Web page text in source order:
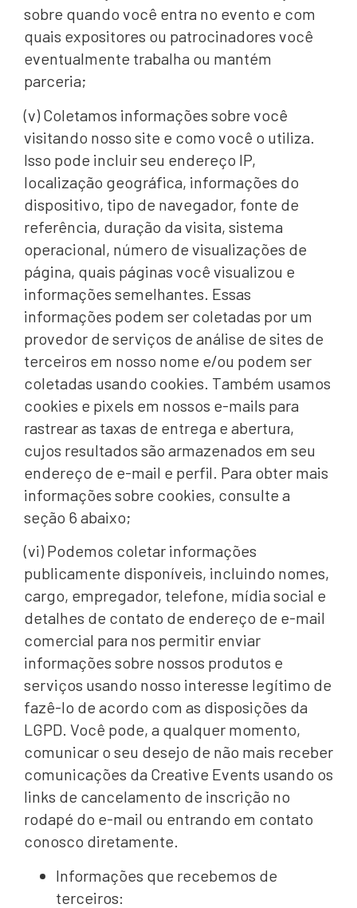
sobre quando você entra no evento e com
quais expositores ou patrocinadores você
eventualmente trabalha ou mantém
parceria;
(v) Coletamos informações sobre você
visitando nosso site e como você o utiliza.
Isso pode incluir seu endereço IP,
localização geográfica, informações do
dispositivo, tipo de navegador, fonte de
referência, duração da visita, sistema
operacional, número de visualizações de
página, quais páginas você visualizou e
informações semelhantes. Essas
informações podem ser coletadas por um
provedor de serviços de análise de sites de
terceiros em nosso nome e/ou podem ser
coletadas usando cookies. Também usamos
cookies e pixels em nossos e-mails para
rastrear as taxas de entrega e abertura,
cujos resultados são armazenados em seu
endereço de e-mail e perfil. Para obter mais
informações sobre cookies, consulte a
seção 6 abaixo;
(vi) Podemos coletar informações
publicamente disponíveis, incluindo nomes,
cargo, empregador, telefone, mídia social e
detalhes de contato de endereço de e-mail
comercial para nos permitir enviar
informações sobre nossos produtos e
serviços usando nosso interesse legítimo de
fazê-lo de acordo com as disposições da
LGPD. Você pode, a qualquer momento,
comunicar o seu desejo de não mais receber
comunicações da Creative Events usando os
links de cancelamento de inscrição no
rodapé do e-mail ou entrando em contato
conosco diretamente.
Informações que recebemos de
terceiros: